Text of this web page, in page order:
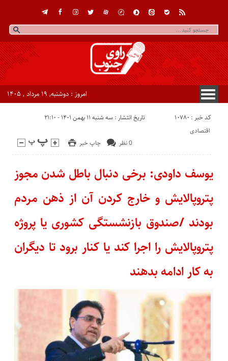
امروز : دوشنبه, ۱۹ مرداد , ۱۴۰۵
کد خبر : 10780 تاریخ انتشار : سه شنبه ۱۱ بهمن ۱۴۰۱ - ۲۱:۱۰
چاپ خبر 0 نظر
اقتصادی
یوسف داودی: برخی دنبال باطل شدن مجوز
پتروپالایش و خارج کردن آن از ذهن مردم
بودند /صندوق بازنشستگی کشوری یا پروژه
پتروپالایش را اجرا کند یا کنار برود تا دیگران
به کار ادامه بدهند